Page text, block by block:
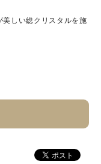
美しい総クリスタルを施